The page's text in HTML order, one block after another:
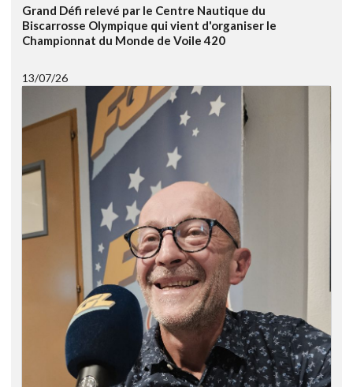
Grand Défi relevé par le Centre Nautique du
Biscarrosse Olympique qui vient d'organiser le
Championnat du Monde de Voile 420
13/07/26